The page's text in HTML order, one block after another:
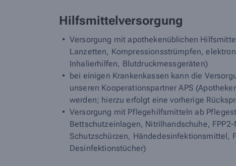
Hilfsmittelversorgung
Versorgung mit apothekenüblichen
Lanzetten, Kompressionsstrümpfen,
Inhalierhilfen, Blutdruckmessgeräten)
bei einigen Krankenkassen kann die
unseren Kooperationspartner APS
werden; hierzu erfolgt eine vorherige
Versorgung mit Pflegehilfsmitteln ab
Bettschutzeinlagen, Nitrilhandschuhe,
Schutzschürzen, Händedesinfektionsmittel,
Desinfektionstücher)